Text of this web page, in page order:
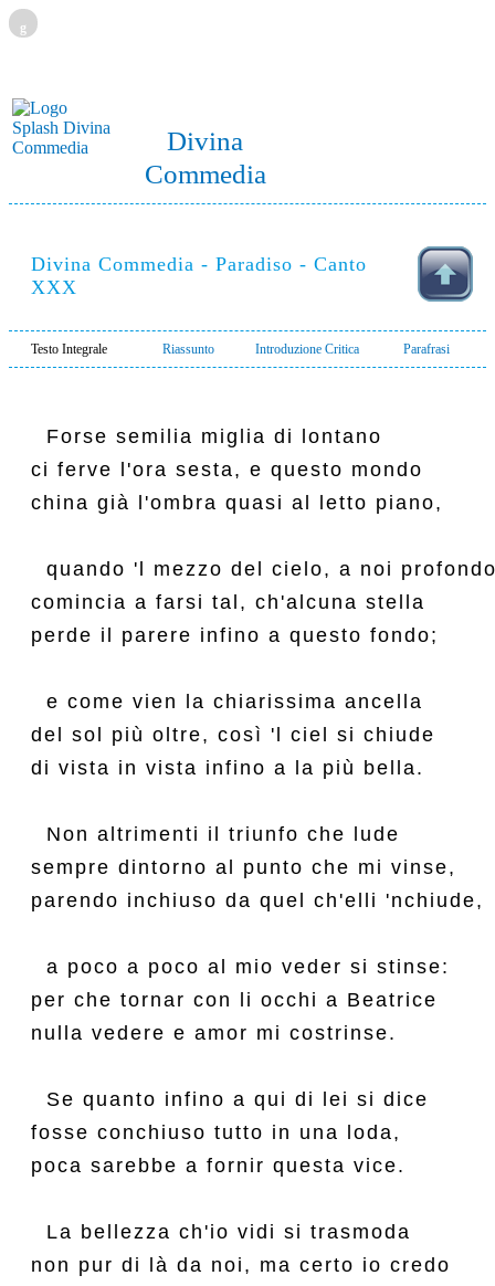
g
Divina
Commedia
Divina Commedia - Paradiso - Canto
XXX
Testo Integrale Riassunto Introduzione Critica Parafrasi
  Forse semilia miglia di lontano
ci ferve l'ora sesta, e questo mondo
china già l'ombra quasi al letto piano,
quando 'l mezzo del cielo, a noi
comincia a farsi tal, ch'alcuna stella
perde il parere infino a questo fondo;
  e come vien la chiarissima ancella
del sol più oltre, così 'l ciel si chiude
di vista in vista infino a la più bella.
  Non altrimenti il triunfo che lude
sempre dintorno al punto che mi vinse,
parendo inchiuso da quel ch'elli 'nchiude,
  a poco a poco al mio veder si stinse:
per che tornar con li occhi a Beatrice
nulla vedere e amor mi costrinse.
  Se quanto infino a qui di lei si dice
fosse conchiuso tutto in una loda,
poca sarebbe a fornir questa vice.
  La bellezza ch'io vidi si trasmoda
non pur di là da noi, ma certo io credo